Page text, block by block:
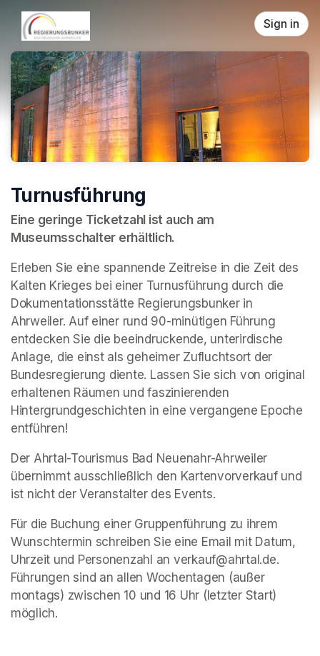
Skip header
Sign in
Turnusführung
Eine geringe Ticketzahl ist auch am
Museumsschalter erhältlich.
Erleben Sie eine spannende Zeitreise in die Zeit des
Kalten Krieges bei einer Turnusführung durch die
Dokumentationsstätte Regierungsbunker in
Ahrweiler. Auf einer rund 90-minütigen Führung
entdecken Sie die beeindruckende, unterirdische
Anlage, die einst als geheimer Zufluchtsort der
Bundesregierung diente. Lassen Sie sich von original
erhaltenen Räumen und faszinierenden
Hintergrundgeschichten in eine vergangene Epoche
entführen!
Der Ahrtal-Tourismus Bad Neuenahr-Ahrweiler
übernimmt ausschließlich den Kartenvorverkauf und
ist nicht der Veranstalter des Events.
Für die Buchung einer Gruppenführung zu ihrem
Wunschtermin schreiben Sie eine Email mit Datum,
Uhrzeit und Personenzahl an verkauf@ahrtal.de.
Führungen sind an allen Wochentagen (außer
montags) zwischen 10 und 16 Uhr (letzter Start)
möglich.